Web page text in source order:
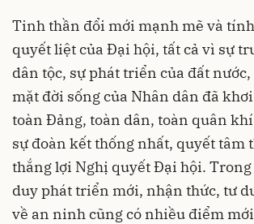
Tinh thần đổi mới mạnh mẽ và
quyết liệt của Đại hội, tất cả vì sự
dân tộc, sự phát triển của đất
mặt đời sống của Nhân dân đã
toàn Đảng, toàn dân, toàn quân
sự đoàn kết thống nhất, quyết tâm
thắng lợi Nghị quyết Đại hội.
duy phát triển mới, nhận thức, tư
về an ninh cũng có nhiều điểm